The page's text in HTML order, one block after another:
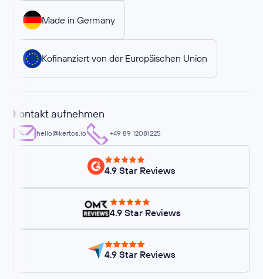
Made in Germany
Kofinanziert von der Europäischen Union
Kontakt aufnehmen
hello@kertos.io +49 89 12081225
4.9 Star Reviews
4.9 Star Reviews
4.9 Star Reviews